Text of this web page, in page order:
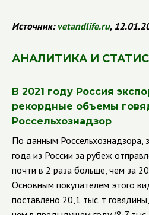
Источник:vetandlife.ru,
АНАЛИТИКА И
В 2021 году Россия
рекордные объемы
Россельхознадзор
По данным Россельхознадзора,
года из России за рубеж
почти в 2 раза больше, чем за
Основным покупателем этого
поставлено 20,1 тыс. т